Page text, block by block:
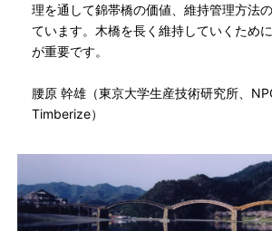
理を通して錦帯橋の価値、維持管理方法
ています。木橋を長く維持していくため
が重要です。
腰原 幹雄（東京大学生産技術研究所、
Timberize）